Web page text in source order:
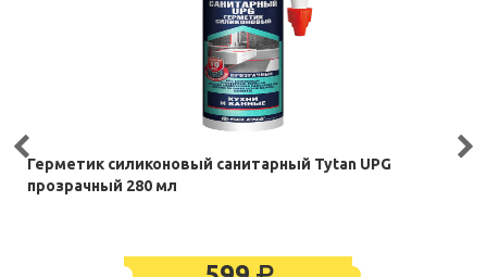
Герметик силиконовый санитарный Tytan UPG
прозрачный 280 мл